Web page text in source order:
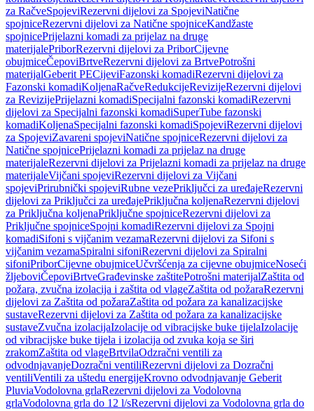
za RačveSpojeviRezervni dijelovi za SpojeviNatične
spojniceRezervni dijelovi za Natične spojniceKandžaste
spojnicePrijelazni komadi za prijelaz na druge
materijalePriborRezervni dijelovi za PriborCijevne
obujmiceČepoviBrtveRezervni dijelovi za BrtvePotrošni
materijalGeberit PECijeviFazonski komadiRezervni dijelovi za
Fazonski komadiKoljenaRačveRedukcijeRevizijeRezervni dijelovi
za RevizijePrijelazni komadiSpecijalni fazonski komadiRezervni
dijelovi za Specijalni fazonski komadiSuperTube fazonski
komadiKoljenaSpecijalni fazonski komadiSpojeviRezervni dijelovi
za SpojeviZavareni spojeviNatične spojniceRezervni dijelovi za
Natične spojnicePrijelazni komadi za prijelaz na druge
materijaleRezervni dijelovi za Prijelazni komadi za prijelaz na druge
materijaleVijčani spojeviRezervni dijelovi za Vijčani
spojeviPrirubnički spojeviRubne vezePriključci za uređajeRezervni
dijelovi za Priključci za uređajePriključna koljenaRezervni dijelovi
za Priključna koljenaPriključne spojniceRezervni dijelovi za
Priključne spojniceSpojni komadiRezervni dijelovi za Spojni
komadiSifoni s vijčanim vezamaRezervni dijelovi za Sifoni s
vijčanim vezamaSpiralni sifoniRezervni dijelovi za Spiralni
sifoniPriborCijevne obujmiceUčvršćenja za cijevne obujmiceNoseći
žljeboviČepoviBrtveGrađevinske zaštitePotrošni materijalZaštita od
požara, zvučna izolacija i zaštita od vlageZaštita od požaraRezervni
dijelovi za Zaštita od požaraZaštita od požara za kanalizacijske
sustaveRezervni dijelovi za Zaštita od požara za kanalizacijske
sustaveZvučna izolacijaIzolacije od vibracijske buke tijelaIzolacije
od vibracijske buke tijela i izolacija od zvuka koja se širi
zrakomZaštita od vlageBrtvilaOdzračni ventili za
odvodnjavanjeDozračni ventiliRezervni dijelovi za Dozračni
ventiliVentili za uštedu energijeKrovno odvodnjavanje Geberit
PluviaVodolovna grlaRezervni dijelovi za Vodolovna
grlaVodolovna grla do 12 l/sRezervni dijelovi za Vodolovna grla do